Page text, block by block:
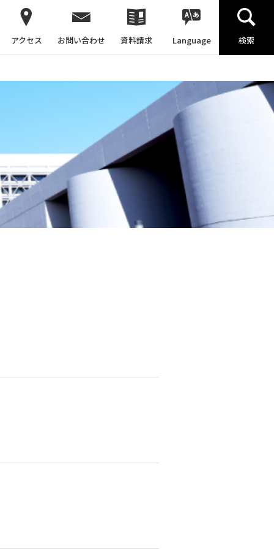
アクセス お問い合わせ 資料請求 Language 検索